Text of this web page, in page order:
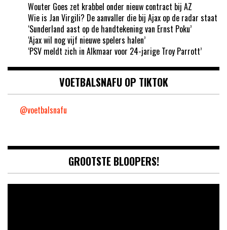
Wouter Goes zet krabbel onder nieuw contract bij AZ
Wie is Jan Virgili? De aanvaller die bij Ajax op de radar staat
‘Sunderland aast op de handtekening van Ernst Poku’
‘Ajax wil nog vijf nieuwe spelers halen’
‘PSV meldt zich in Alkmaar voor 24-jarige Troy Parrott’
VOETBALSNAFU OP TIKTOK
@voetbalsnafu
GROOTSTE BLOOPERS!